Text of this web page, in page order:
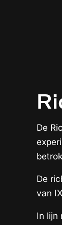
De
De
van
In lijn